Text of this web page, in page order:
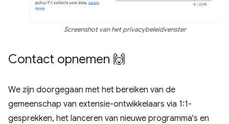
Screenshot van het privacybeleidvenster
Contact opnemen 🙌
We zijn doorgegaan met het bereiken van de
gemeenschap van extensie-ontwikkelaars via 1:1-
gesprekken, het lanceren van nieuwe programma's en